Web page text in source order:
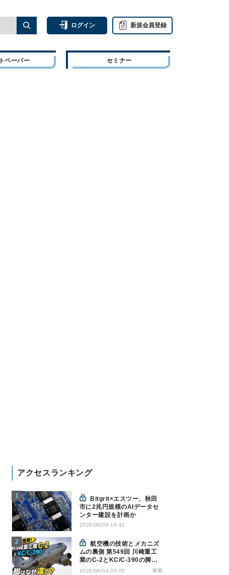
ログイン 新規会員登録
ペーパー セミナー
アクセスランキング
市に2兆円規模のAIデータセ
ンター建設を計画か
2026/08/06 16:41
航空機の技術とメカニズ
ムの裏側 第549回 川崎重工
業のC-2とKC/C-390の脚は
なぜ違う? - 降着装置は複雑
2026/08/04 09:05 連載